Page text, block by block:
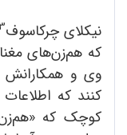
نیکلای چرکاسوف3
که هم‌زن‌های
وی و همکارانش
کنند که
کوچک که